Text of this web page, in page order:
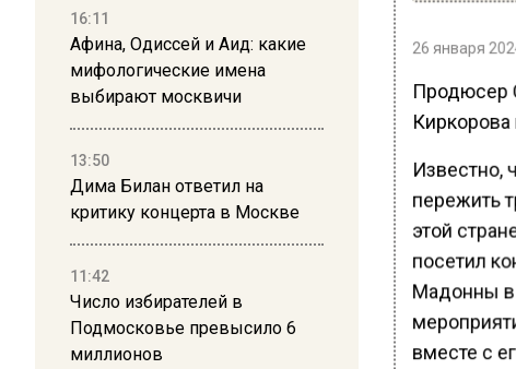
16:11
Афина, Одиссей и Аид: какие
мифологические имена
выбирают москвичи
13:50
Дима Билан ответил на
критику концерта в Москве
11:42
Число избирателей в
Подмосковье превысило 6
миллионов
26 января
Продюсер
Киркорова
Известно,
пережить
этой
посетил
Мадонны в
вместе с